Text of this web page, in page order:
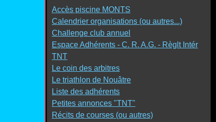
Accès piscine MONTS
Calendrier organisations (ou autres...)
Challenge club annuel
Espace Adhérents - C. R. A.G. - Règlt Intér
TNT
Le coin des arbitres
Le triathlon de Nouâtre
Liste des adhérents
Petites annonces "TNT"
Récits de courses (ou autres)